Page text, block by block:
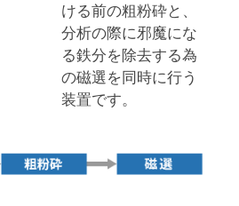
ける前の粗粉砕と、
分析の際に邪魔にな
る鉄分を除去する為
の磁選を同時に行う
装置です。